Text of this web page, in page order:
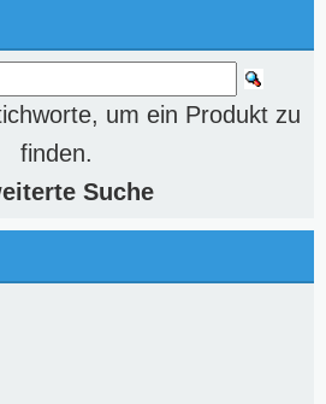
um ein Produkt zu
finden.
Suche